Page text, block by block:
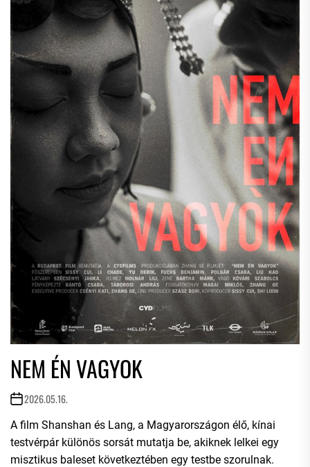
NEM ÉN VAGYOK
2026.05.16.
A film Shanshan és Lang, a Magyarországon élő, kínai
testvérpár különös sorsát mutatja be, akiknek lelkei egy
misztikus baleset következtében egy testbe szorulnak.